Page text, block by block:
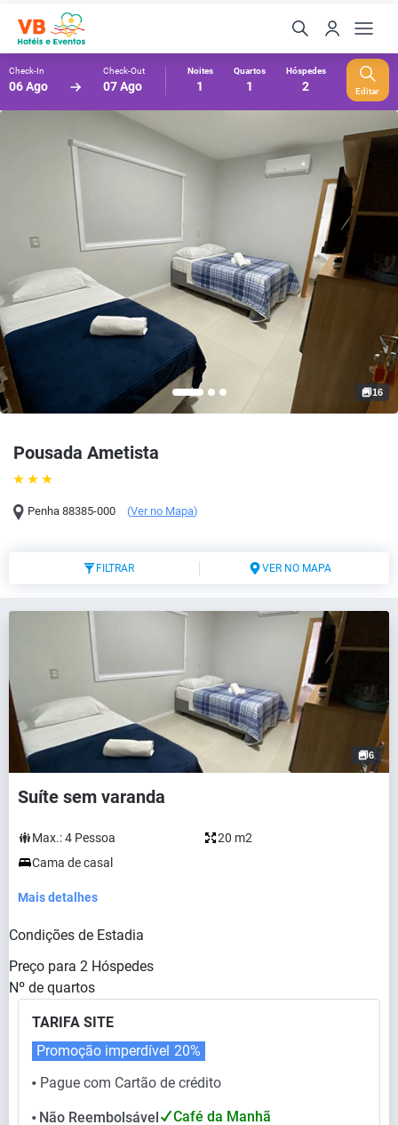
Check-In
06 Ago
Check-Out
07 Ago
Noites
1
Quartos
1
Hóspedes
2 Editar
Pousada Ametista
Penha 88385-000 (Ver no Mapa)
16
FILTRAR VER NO MAPA
6
Suíte sem varanda
Max.:4 Pessoa
20 m2
Cama de casal
Mais detalhes
Condições de Estadia
Preço para 2 Hóspedes
Nº de quartos
TARIFA SITE
⬤ Pague com Cartão de crédito
Promoção imperdível 20%
⬤ Não Reembolsável Café da Manhã